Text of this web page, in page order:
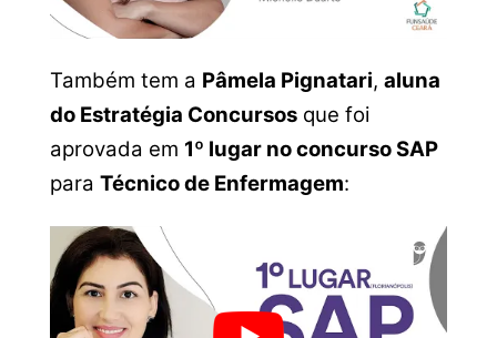
Também tem a Pâmela Pignatari, aluna
do Estratégia Concursosque foi
aprovada em 1º lugar no concurso SAP
para Técnico de Enfermagem: